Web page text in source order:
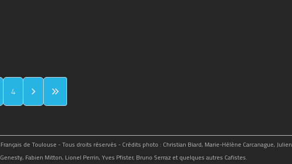
4
de Toulouse - Tous droits réservés - Crédits photo : Christian Biard, Marie-Hélène Carcanague, Julien
Fabien Mitton, Lionel Perrin, Yves Pfister, Bruno Serraz et quelques autres Cafistes.